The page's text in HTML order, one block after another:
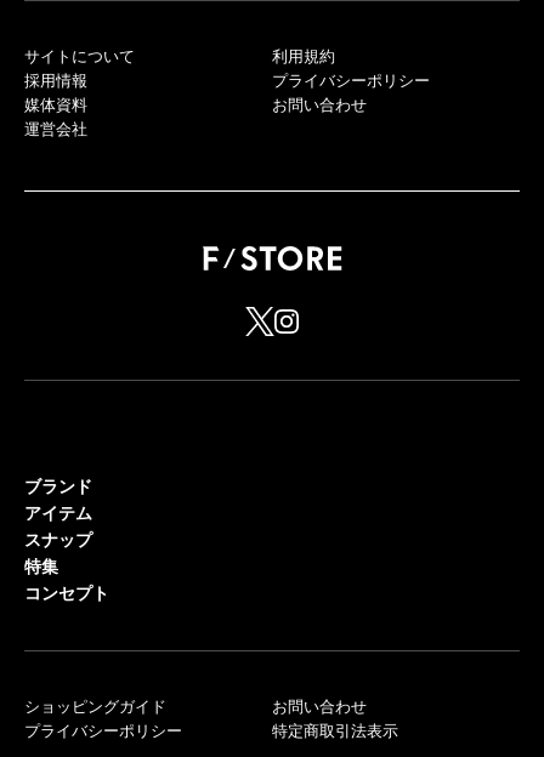
サイトについて
採用情報
媒体資料
運営会社
利用規約
プライバシーポリシー
お問い合わせ
ブランド
アイテム
スナップ
特集
コンセプト
ショッピングガイド
プライバシーポリシー
お問い合わせ
特定商取引法表示